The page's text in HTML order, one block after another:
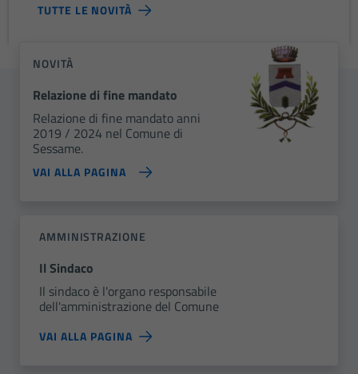
TUTTE LE NOVITÀ
NOVITÀ
Relazione di fine mandato
Relazione di fine mandato anni
2019 / 2024 nel Comune di
Sessame.
VAI ALLA PAGINA
AMMINISTRAZIONE
Il Sindaco
Il sindaco è l'organo responsabile
dell'amministrazione del Comune
VAI ALLA PAGINA